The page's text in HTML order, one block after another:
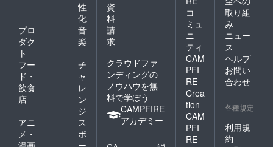
古屋芸
術大学
非常勤
講師。
ソロア
ルバム
「UNV
EILED
バマン
ショー
ＣＤ
「Tuba
manSh
ある音
楽にも
力を注
ぎ始
め、ク
ラシカ
ルな楽
曲、
ポップ
ンジに
カリブ
海のリ
ズムの
歯切れ
てグラ
ンプ
リ・個
人賞受
きっか
けに東
海地区
を中心
活動を
展開す
る。音
楽家と
しての
性
化
プロ
ダク
ト
音
楽
フー
ド・
飲食
店
チ
ャ
レ
ン
ジ
アニ
メ・
ス
ポ
資
料
請
求
クラウドファ
ンディングの
ノウハウを無
料で学ぼう
CAMPFIRE
アカデミー
コ
ミュ
ニ
ティ
CAM
PFI
RE
Crea
tion
CAM
PFI
RE
取り組
み
ニュー
ス
ヘルプ
お問い
合わせ
各種規定
利用規
約